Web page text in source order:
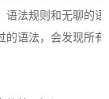
法规则和无聊的
的语法，会发现所